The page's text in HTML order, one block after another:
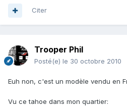
Citer
Trooper Phil
Posté(e) le 30 octobre 2010
Euh non, c'est un modèle vendu en
Vu ce tahoe dans mon quartier: